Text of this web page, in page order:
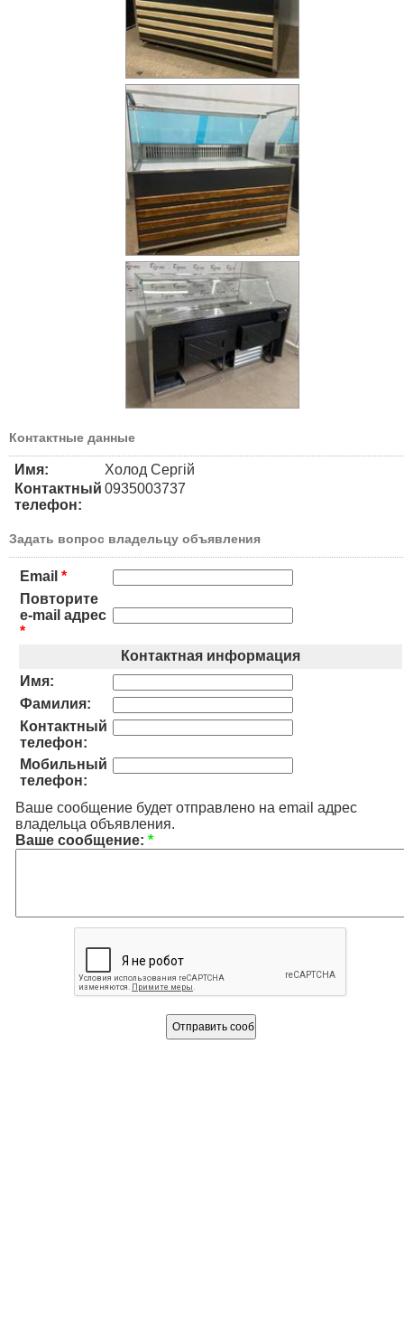
Контактные данные
Имя:
Холод Сергій
Контактный
телефон:
0935003737
Задать вопрос владельцу объявления
Email *
Повторите
e-mail адрес
*
Контактная информация
Имя:
Фамилия:
Контактный
телефон:
Мобильный
телефон:
Ваше сообщение будет отправлено на email адрес
владельца объявления.
Ваше сообщение: *